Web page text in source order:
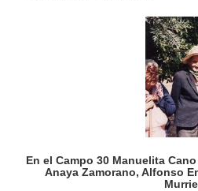
En el Campo 30 Manuelita
Anaya Zamorano, Alfonso